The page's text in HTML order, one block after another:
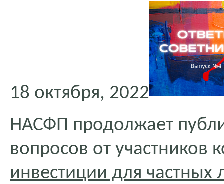
18 октября, 2022
НАСФП продолжает
вопросов от участников
инвестиции для частных